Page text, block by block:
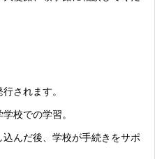
されます。
校での学習。
んだ後、学校が手続きをサポ